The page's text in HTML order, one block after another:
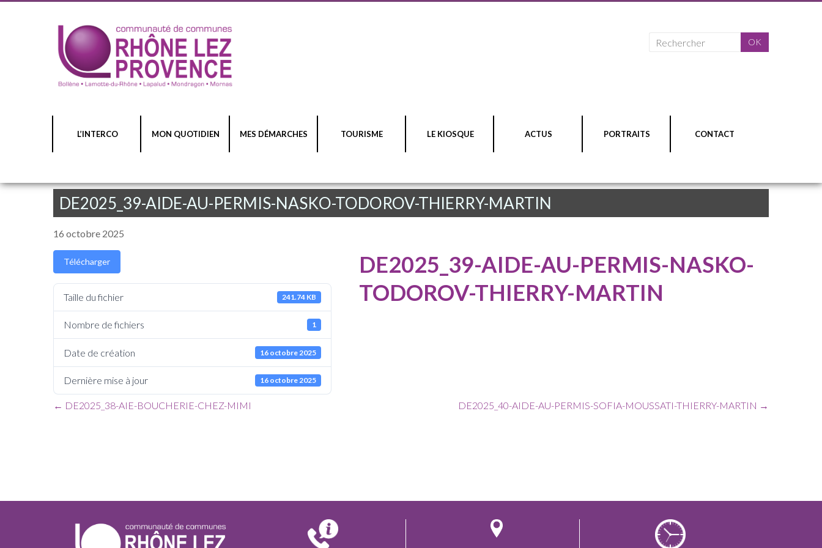
L’INTERCO MON QUOTIDIEN MES DÉMARCHES TOURISME LE KIOSQUE ACTUS PORTRAITS CONTACT
DE2025_39-AIDE-AU-PERMIS-NASKO-TODOROV-THIERRY-MARTIN
16 octobre 2025
Télécharger
Taille du fichier 241.74 KB
Nombre de fichiers 1
Date de création 16 octobre 2025
Dernière mise à jour 16 octobre 2025
DE2025_39-AIDE-AU-PERMIS-NASKO-
TODOROV-THIERRY-MARTIN
← DE2025_38-AIE-BOUCHERIE-CHEZ-MIMI DE2025_40-AIDE-AU-PERMIS-SOFIA-MOUSSATI-THIERRY-MARTIN →